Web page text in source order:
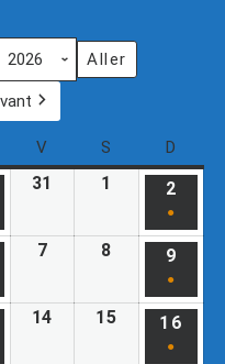
V S D
31 1 2
●
7 8 9
●
14 15 16
●